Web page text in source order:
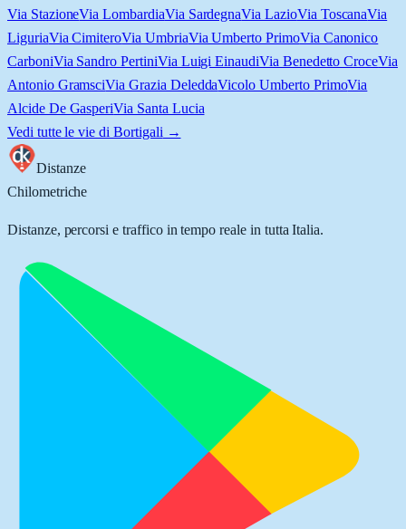
Via StazioneVia LombardiaVia SardegnaVia LazioVia ToscanaVia
LiguriaVia CimiteroVia UmbriaVia Umberto PrimoVia Canonico
CarboniVia Sandro PertiniVia Luigi EinaudiVia Benedetto CroceVia
Antonio GramsciVia Grazia DeleddaVicolo Umberto PrimoVia
Alcide De GasperiVia Santa Lucia
Vedi tutte le vie di Bortigali →
Distanze
Chilometriche
Distanze, percorsi e traffico in tempo reale in tutta Italia.